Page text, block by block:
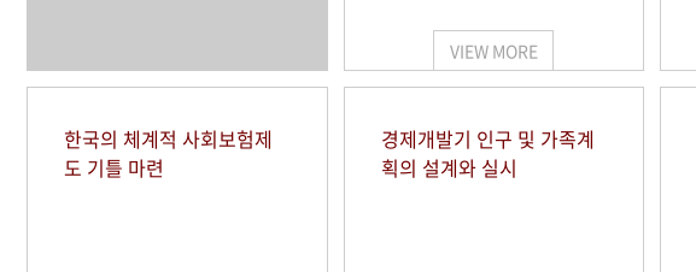
VIEW MORE
한국의 체계적 사회보험제
도 기틀 마련
경제개발기 인구 및 가족계
획의 설계와 실시